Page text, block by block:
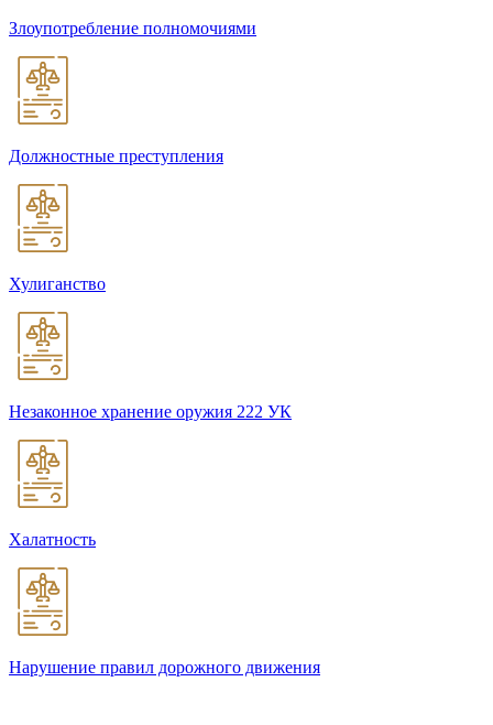
Злоупотребление полномочиями
Должностные преступления
Хулиганство
Незаконное хранение оружия 222 УК
Халатность
Нарушение правил дорожного движения